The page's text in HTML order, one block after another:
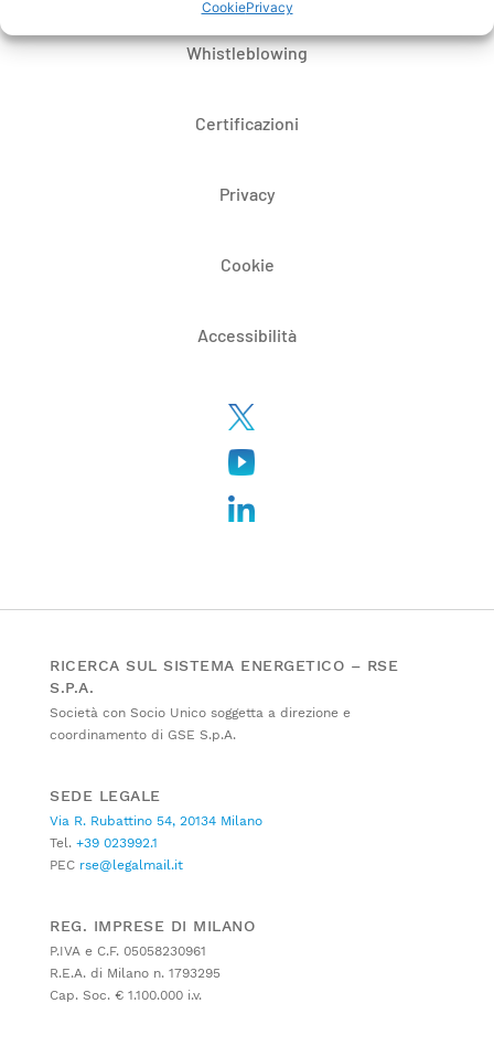
CookiePrivacy
Whistleblowing
Certificazioni
Privacy
Cookie
Accessibilità
RICERCA SUL SISTEMA ENERGETICO – RSE
S.P.A.
Società con Socio Unico soggetta a direzione e
coordinamento di GSE S.p.A.
SEDE LEGALE
Via R. Rubattino 54, 20134 Milano
Tel. +39 023992.1
PEC rse@legalmail.it
REG. IMPRESE DI MILANO
P.IVA e C.F. 05058230961
R.E.A. di Milano n. 1793295
Cap. Soc. € 1.100.000 i.v.